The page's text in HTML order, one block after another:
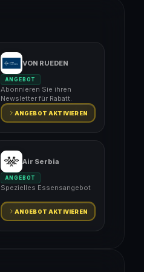
VON RUEDEN
ANGEBOT
Abonnieren Sie ihren
Newsletter für Rabatt.
ANGEBOT AKTIVIEREN
Air Serbia
ANGEBOT
Spezielles Essensangebot
ANGEBOT AKTIVIEREN